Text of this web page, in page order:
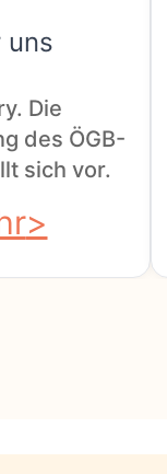
uns
Die
des ÖGB-
sich vor.